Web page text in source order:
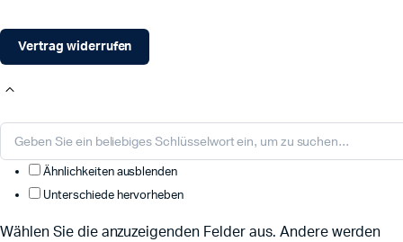
Vertrag widerrufen
Ähnlichkeiten ausblenden
Unterschiede hervorheben
Wählen Sie die anzuzeigenden Felder aus. Andere werden